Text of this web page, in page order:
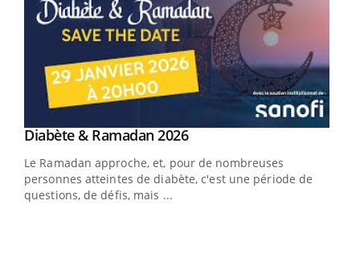
Youtube
Diabète & Ramadan 2026Youtube
Le Ramadan approche, et, pour de nombreuses
personnes atteintes de diabète, c'est une période de
questions, de défis, mais ...